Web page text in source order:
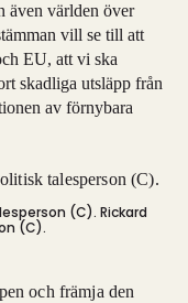
även världen över
vill se till att
EU, att vi ska
skadliga utsläpp från
av förnybara
(C). Rickard
(C).
och främja den